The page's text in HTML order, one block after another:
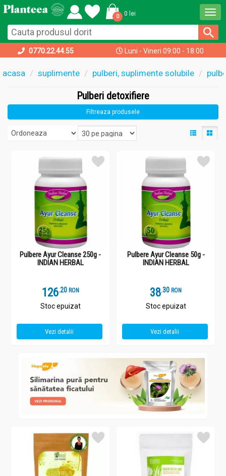
0 0 lei
0770.22.44.55 Luni - Vineri 09:00 - 18:00
acasa suplimente pulberi, suplimente solubile
Pulberi detoxifiere
Filtreaza produsele
Pulbere Ayur Cleanse 250g -
INDIAN HERBAL
126.2 RON
Stoc epuizat
Vezi detalii
Pulbere Ayur Cleanse 50g -
INDIAN HERBAL
38.3 RON
Stoc epuizat
Vezi detalii